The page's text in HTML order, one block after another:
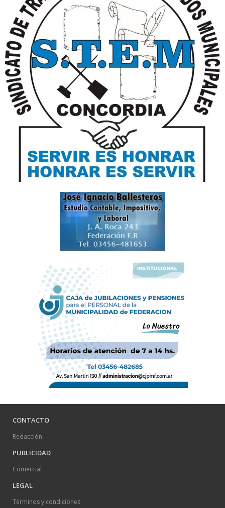
CONTACTO
Redacción
PUBLICIDAD
Comercial
LEGAL
Términos y condiciones